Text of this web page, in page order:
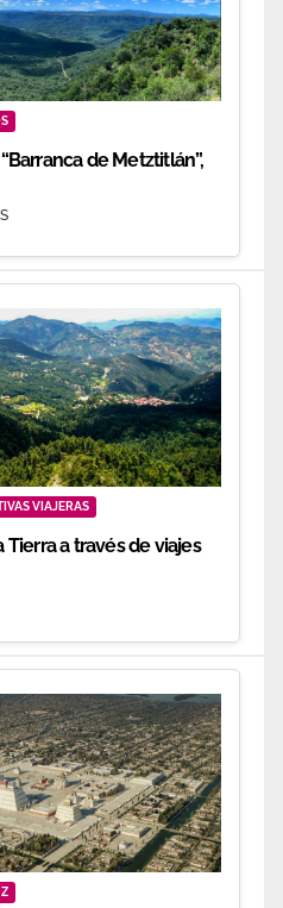
de Metztitlán”,
VIAJERAS
a través de viajes